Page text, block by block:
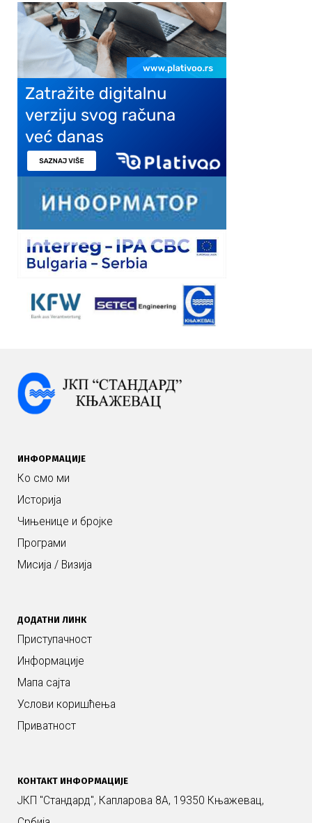
ИНФОРМАЦИЈЕ
Ко смо ми
Историја
Чињенице и бројке
Програми
Мисија / Визија
ДОДАТНИ ЛИНК
Приступачност
Информације
Мапа сајта
Услови коришћења
Приватност
КОНТАКТ ИНФОРМАЦИЈЕ
ЈКП "Стандард", Капларова 8А, 19350 Књажевац,